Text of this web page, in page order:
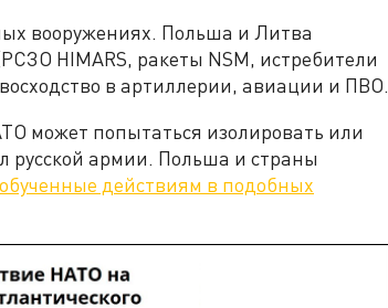
вооружениях. Польша и Литва
HIMARS, ракеты NSM, истребители
в артиллерии, авиации и ПВО.
может попытаться изолировать или
русской армии. Польша и страны
обученные действиям в подобных